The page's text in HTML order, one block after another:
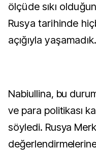
ölçüde sıkı
Rusya tarihinde
açığıyla
Nabiullina, bu
ve para politikası
söyledi. Rusya